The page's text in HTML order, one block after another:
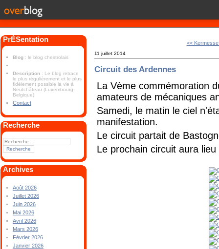
PrÉSentation
Blog : le blog chestrolais
Description : Le blog retrace
le plus régulièrement et le plus
fidèlement possible la vie à
Neufchâteau (Luxembourg-
Belgique).
Contact
Recherche
Archives
Août 2026
Juillet 2026
Juin 2026
Mai 2026
Avril 2026
Mars 2026
Février 2026
Janvier 2026
<<
11 juillet 2014
Circuit des Ardennes
La Vème commémoration
amateurs de mécaniques
Samedi, le matin le ciel
manifestation.
Le circuit partait de
Le prochain circuit aura